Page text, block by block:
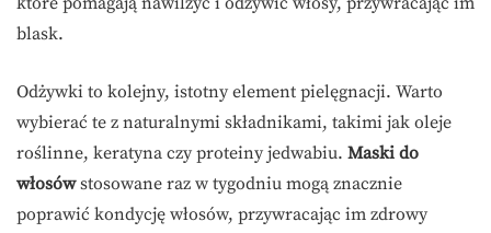
blask.
Odżywki to kolejny, istotny element pielęgnacji. Warto
wybierać te z naturalnymi składnikami, takimi jak oleje
roślinne, keratyna czy proteiny jedwabiu. Maski do
włosówstosowane raz w tygodniu mogą znacznie
poprawić kondycję włosów, przywracając im zdrowy